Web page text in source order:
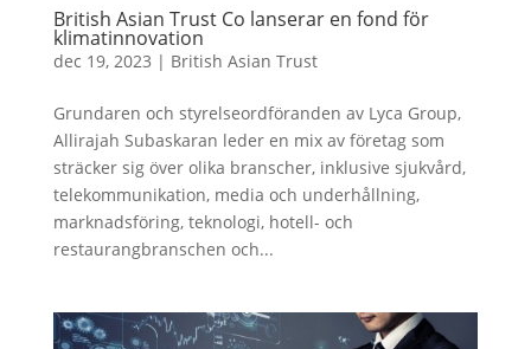
British Asian Trust Co lanserar en fond för
klimatinnovation
dec 19, 2023 | British Asian Trust
Grundaren och styrelseordföranden av Lyca Group,
Allirajah Subaskaran leder en mix av företag som
sträcker sig över olika branscher, inklusive sjukvård,
telekommunikation, media och underhållning,
marknadsföring, teknologi, hotell- och
restaurangbranschen och...